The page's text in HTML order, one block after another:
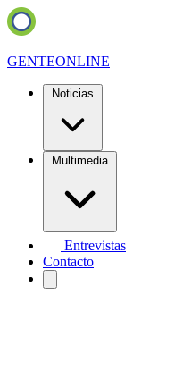
GENTEONLINE
Noticias
Multimedia
Entrevistas
Contacto